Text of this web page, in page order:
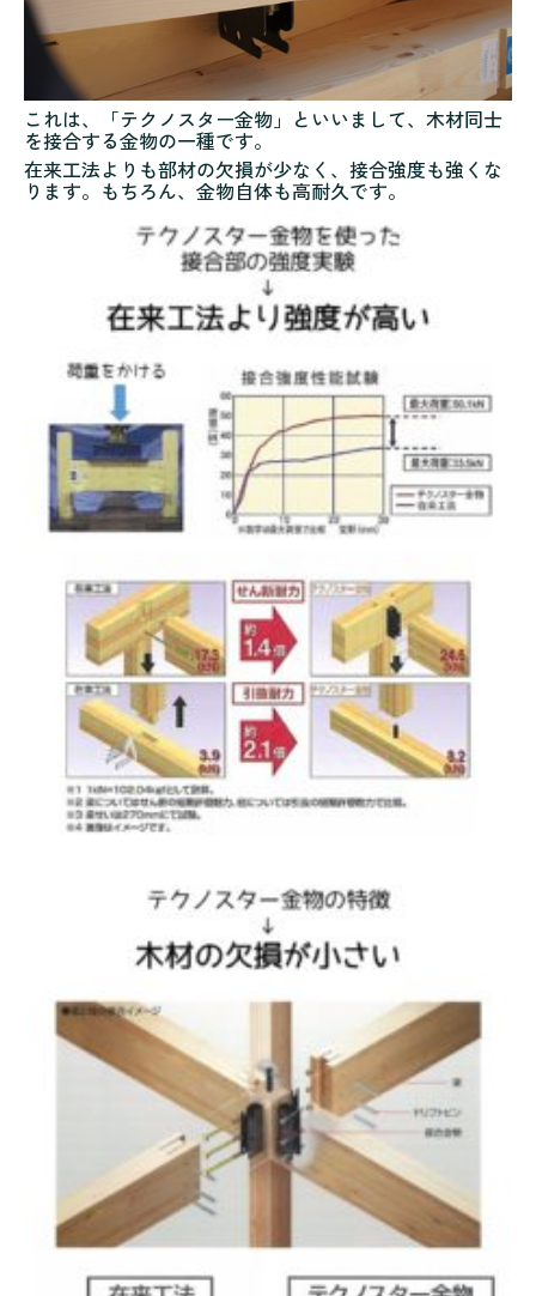
これは、「テクノスター金物」といいまして、木材同士
を接合する金物の一種です。
在来工法よりも部材の欠損が少なく、接合強度も強くな
ります。もちろん、金物自体も高耐久です。